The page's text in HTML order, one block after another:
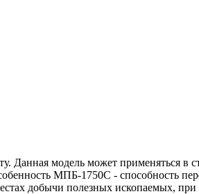
модель может применяться в
МПБ-1750С - способность
добычи полезных ископаемых,